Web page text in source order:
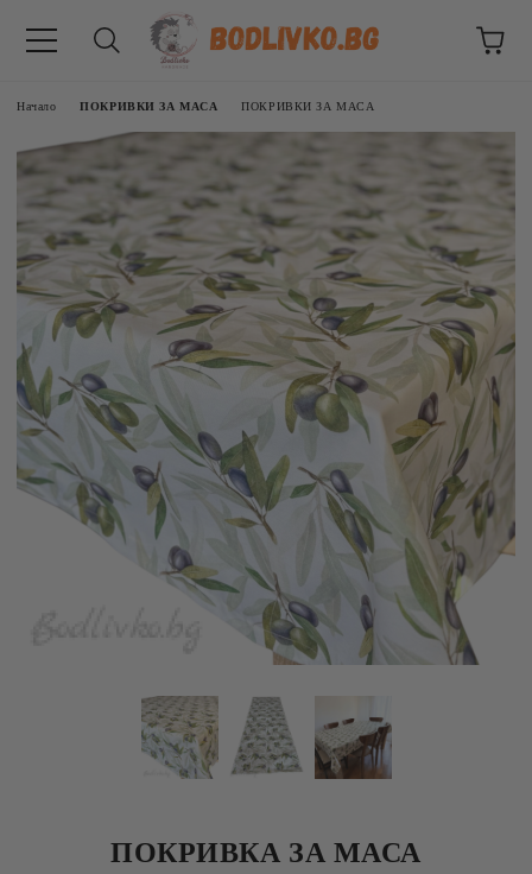
Начало ПОКРИВКИ ЗА МАСА ПОКРИВКИ ЗА МАСА
ПОКРИВКА ЗА МАСА